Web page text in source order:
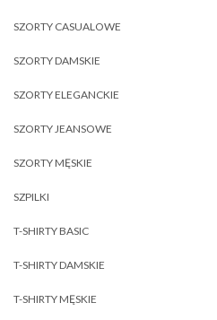
SZORTY CASUALOWE
SZORTY DAMSKIE
SZORTY ELEGANCKIE
SZORTY JEANSOWE
SZORTY MĘSKIE
SZPILKI
T-SHIRTY BASIC
T-SHIRTY DAMSKIE
T-SHIRTY MĘSKIE